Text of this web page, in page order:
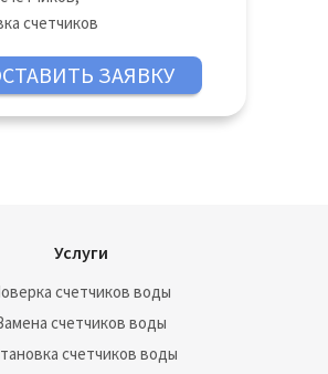
Люберцы, Можайск, Мытищи,
Озёры, Орехово-Зуево,
Посад, Подольск, Пушкино,
Реутов, Руза, Сергиев Посад,
Ступино,
счетчиков
Услуги
счетчиков воды
счетчиков воды
счетчиков воды